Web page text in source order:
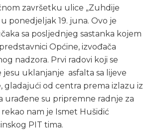
završetku ulice „Zuhdije
ponedjeljak 19. juna. Ovo je
sa posljednjeg sastanka kojem
Općine, izvođača
nadzora. Prvi radovi koji se
uklanjanje asfalta sa lijeve
gladajući od centra prema izlazu iz
urađene su pripremne radnje za
nam je Ismet Hušidić
PIT tima.